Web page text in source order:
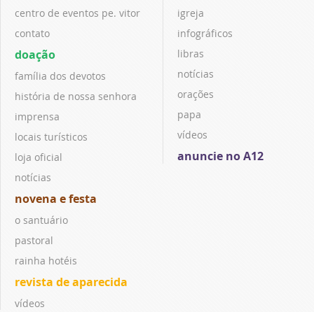
centro de eventos pe. vitor
contato
doação
família dos devotos
história de nossa senhora
imprensa
locais turísticos
loja oficial
notícias
novena e festa
o santuário
pastoral
rainha hotéis
revista de aparecida
vídeos
igreja
infográficos
libras
notícias
orações
papa
vídeos
anuncie no A12